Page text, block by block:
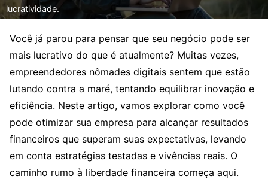
lucratividade.
Você já parou para pensar que seu negócio pode ser
mais lucrativo do que é atualmente? Muitas vezes,
empreendedores nômades digitais sentem que estão
lutando contra a maré, tentando equilibrar inovação e
eficiência. Neste artigo, vamos explorar como você
pode otimizar sua empresa para alcançar resultados
financeiros que superam suas expectativas, levando
em conta estratégias testadas e vivências reais. O
caminho rumo à liberdade financeira começa aqui.